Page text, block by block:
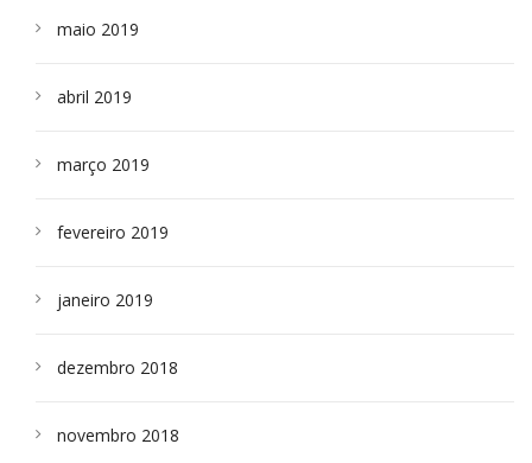
maio 2019
abril 2019
março 2019
fevereiro 2019
janeiro 2019
dezembro 2018
novembro 2018